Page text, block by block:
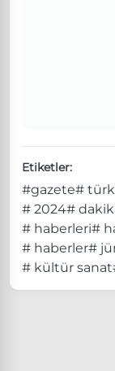
Etiketler:
#gazete#
# 2024#
# haberleri#
# haberler#
# kültür sanat